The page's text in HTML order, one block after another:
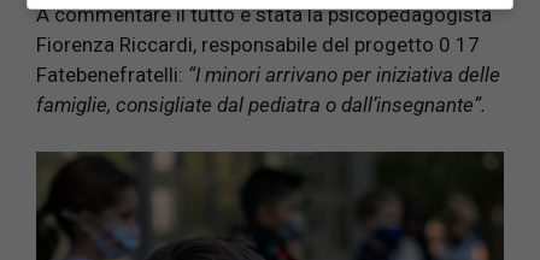
A commentare il tutto è stata la psicopedagogista
Fiorenza Riccardi, responsabile del progetto 0 17
Fatebenefratelli: “I minori arrivano per iniziativa delle
famiglie, consigliate dal pediatra o dall’insegnante”.